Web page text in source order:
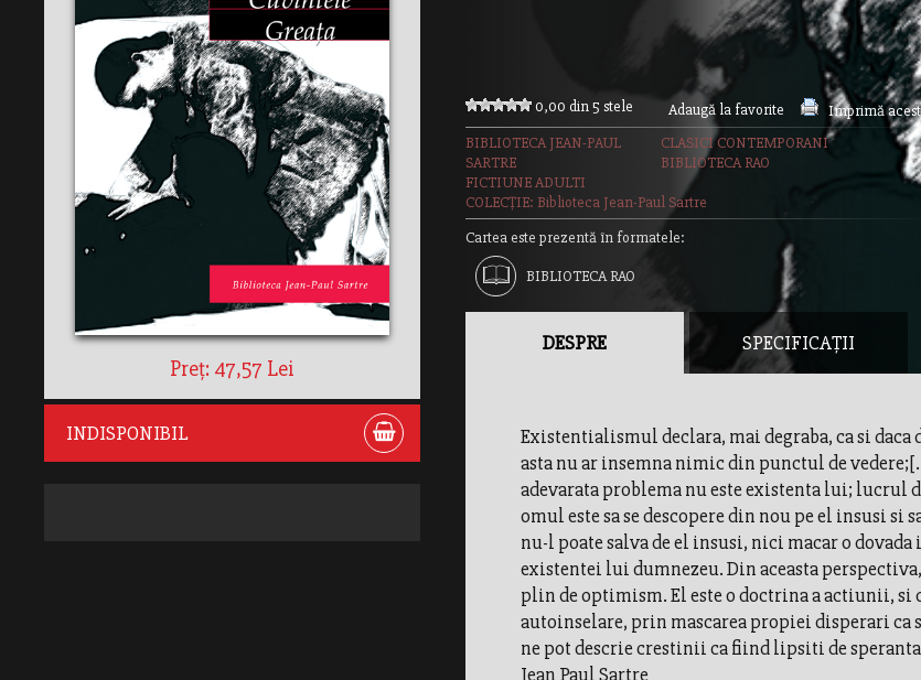
Preț: 47,57 Lei
INDISPONIBIL
0,00 din 5 stele Adaugă la favorite
Imprimă
BIBLIOTECA JEAN-PAUL
SARTRE
CLASICI CONTEMPORANI
BIBLIOTECA RAO
FICTIUNE ADULTI
COLECȚIE: Biblioteca Jean-Paul Sartre
Cartea este prezentă în formatele:
BIBLIOTECA RAO
DESPRE SPECIFICAȚII
Existentialismul declara, mai degraba, ca si daca
asta nu ar insemna nimic din punctul de
adevarata problema nu este existenta lui; lucrul
omul este sa se descopere din nou pe el insusi si
nu-l poate salva de el insusi, nici macar o
existentei lui dumnezeu. Din aceasta
plin de optimism. El este o doctrina a actiunii, si
autoinselare, prin mascarea propiei disperari ca
ne pot descrie crestinii ca fiind lipsiti de
Jean Paul Sartre